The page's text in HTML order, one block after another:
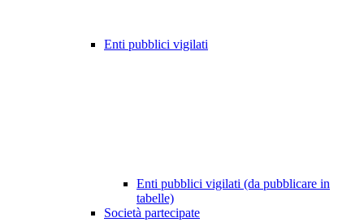
Enti pubblici vigilati
Enti pubblici vigilati (da pubblicare in
tabelle)
Società partecipate